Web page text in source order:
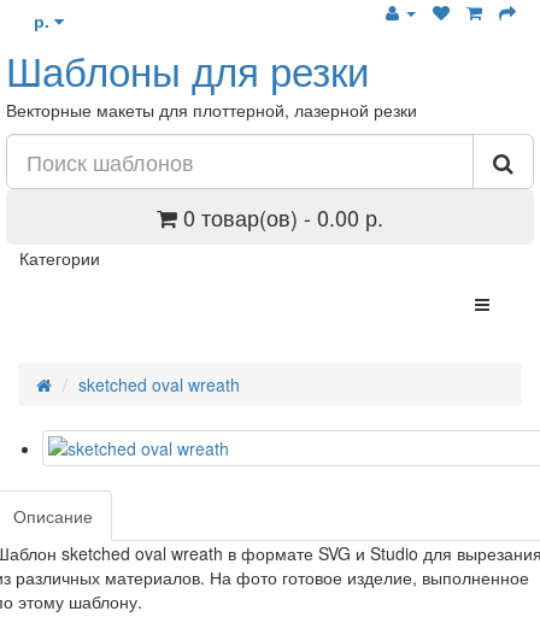
р.
Шаблоны для резки
Векторные макеты для плоттерной, лазерной резки
0 товар(ов) - 0.00 р.
Категории
sketched oval wreath
Описание
sketched oval wreath в формате SVG и Studio для
различных материалов. На фото готовое изделие, выполненное
этому шаблону.